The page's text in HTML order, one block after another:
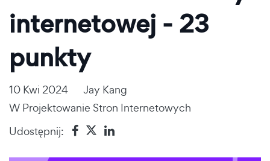
internetowej - 23
punkty
10 Kwi 2024
Jay Kang
W Projektowanie Stron Internetowych
Udostępnij: